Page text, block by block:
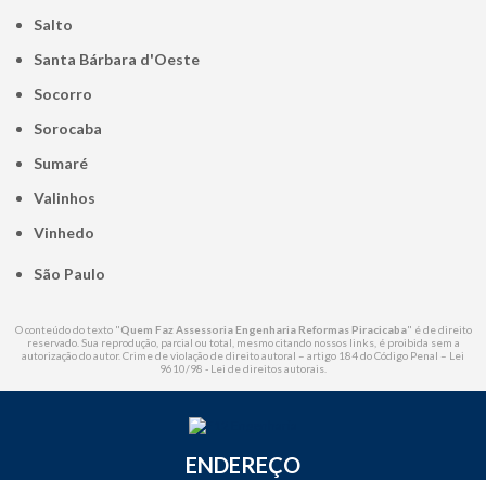
Salto
Santa Bárbara d'Oeste
Socorro
Sorocaba
Sumaré
Valinhos
Vinhedo
São Paulo
O conteúdo do texto "Quem Faz Assessoria Engenharia Reformas Piracicaba" é de direito
reservado. Sua reprodução, parcial ou total, mesmo citando nossos links, é proibida sem a
autorização do autor. Crime de violação de direito autoral – artigo 184 do Código Penal – Lei
9610/98 - Lei de direitos autorais
ENDEREÇO